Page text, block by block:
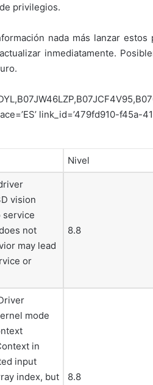
privilegios.
nada más lanzar
inmediatamente.
link_id=’479fd910-f45a-
Nivel
vision
service
not
may lead
or
8.8
mode
in
input
index, but
8.8